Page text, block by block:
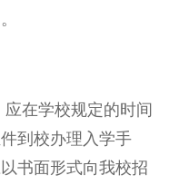
在学校规定的时间
到校办理入学手
书面形式向我校招